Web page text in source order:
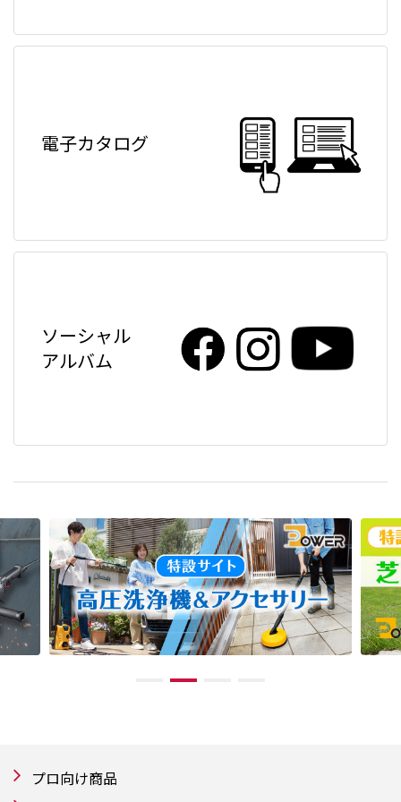
電子カタログ
ソーシャル
アルバム
プロ向け商品